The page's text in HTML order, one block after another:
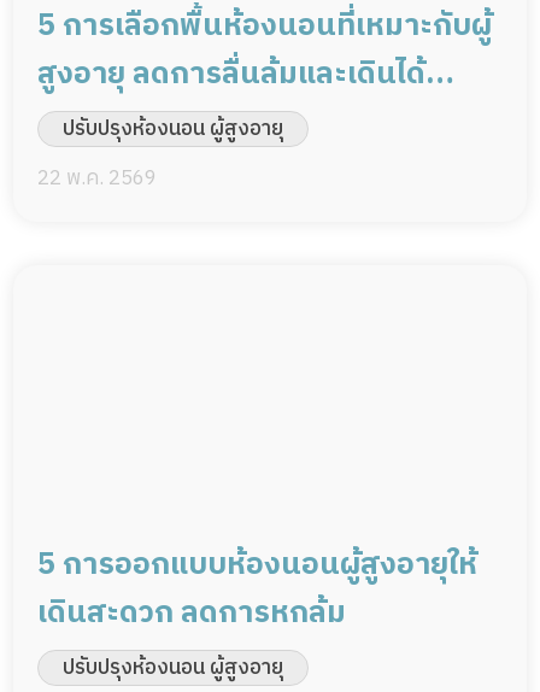
5 การเลือกพื้นห้องนอนที่เหมาะกับผู้
สูงอายุ ลดการลื่นล้มและเดินได้
ปลอดภัย
ปรับปรุงห้องนอน ผู้สูงอายุ
22 พ.ค. 2569
5 การออกแบบห้องนอนผู้สูงอายุให้
เดินสะดวก ลดการหกล้ม
ปรับปรุงห้องนอน ผู้สูงอายุ